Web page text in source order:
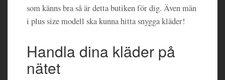
som känns bra så är detta butiken för dig. Även män
i plus size modell ska kunna hitta snygga kläder!
Handla dina kläder på
nätet